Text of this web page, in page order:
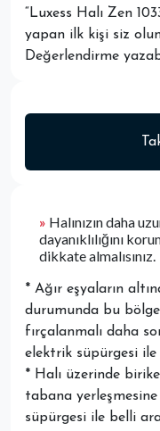
“Luxess Halı Zen
yapan ilk kişi siz
Değerlendirme
» Halınızın daha
dayanıklılığını
dikkate almalısınız.
* Ağır eşyaların
durumunda bu
fırçalanmalı daha
elektrik süpürgesi ile
* Halı üzerinde
tabana
süpürgesi ile belli